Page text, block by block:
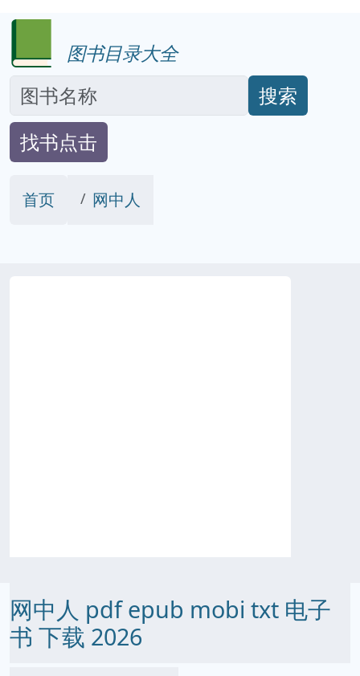
图书目录大全
搜索
找书点击
首页 网中人
网中人 pdf epub mobi txt 电子
书 下载 2026